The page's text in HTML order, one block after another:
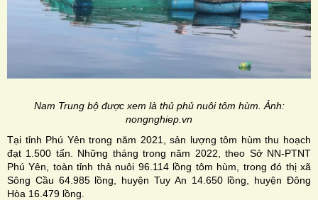
Nam Trung bộ được xem là thủ phủ nuôi tôm hùm. Ảnh:
nongnghiep.vn
Tại tỉnh Phú Yên trong năm 2021, sản lượng tôm hùm thu hoạch
đạt 1.500 tấn. Những tháng trong năm 2022, theo Sở NN-PTNT
Phú Yên, toàn tỉnh thả nuôi 96.114 lồng tôm hùm, trong đó thị xã
Sông Cầu 64.985 lồng, huyện Tuy An 14.650 lồng, huyện Đông
Hòa 16.479 lồng.